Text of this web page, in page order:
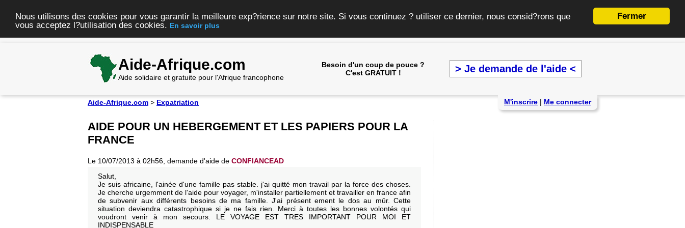
Fermer
Nous utilisons des cookies pour vous garantir la meilleure exp?rience sur notre site. Si vous continuez ? utiliser ce dernier, nous consid?rons que
vous acceptez l?utilisation des cookies. En savoir plus
Aide-Afrique.com
Aide solidaire et gratuite pour l'Afrique francophone
Besoin d'un coup de pouce ?
C'est GRATUIT !
> Je demande de l'aide <
Aide-Afrique.com > Expatriation M'inscrire | Me connecter
AIDE POUR UN HEBERGEMENT ET LES PAPIERS POUR LA
FRANCE
Le 10/07/2013 à 02h56, demande d'aide de CONFIANCEAD
Salut,
Je suis africaine, l'ainée d'une famille pas stable. j'ai quitté mon travail par la force des choses.
Je cherche urgemment de l'aide pour voyager, m'installer partiellement et travailler en france afin
de subvenir aux différents besoins de ma famille. J'ai présent ement le dos au mûr. Cette
situation deviendra catastrophique si je ne fais rien. Merci à toutes les bonnes volontés qui
voudront venir à mon secours. LE VOYAGE EST TRES IMPORTANT POUR MOI ET
INDISPENSABLE